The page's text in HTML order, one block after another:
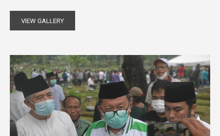
VIEW GALLERY